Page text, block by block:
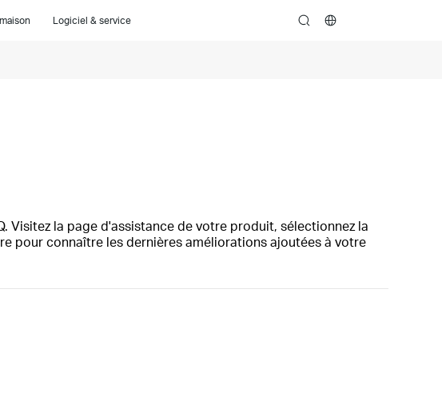
Logiciel & service search
Visitez la page d'assistance de votre produit, sélectionnez la
pour connaître les dernières améliorations ajoutées à votre